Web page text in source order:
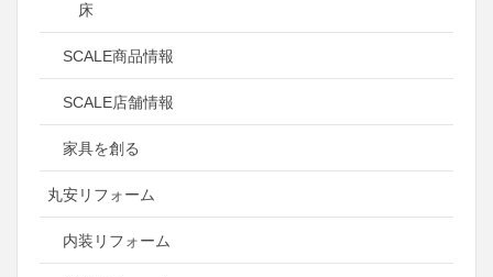
床
SCALE商品情報
SCALE店舗情報
家具を創る
丸安リフォーム
内装リフォーム